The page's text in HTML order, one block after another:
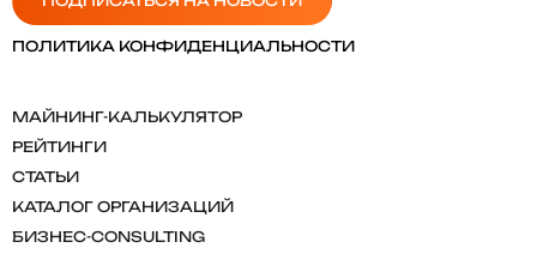
ПОЛИТИКА КОНФИДЕНЦИАЛЬНОСТИ
MАЙНИНГ-КАЛЬКУЛЯТОР
РЕЙТИНГИ
СТАТЬИ
КАТАЛОГ ОРГАНИЗАЦИЙ
БИЗНЕС-CONSULTING